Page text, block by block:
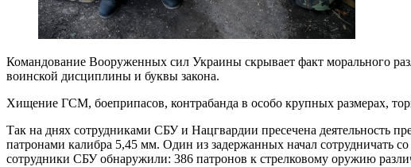
Командование Вооруженных сил Украины скрывает факт морального
воинской дисциплины и буквы закона.
Хищение ГСМ, боеприпасов, контрабанда в особо крупных размерах,
Так на днях сотрудниками СБУ и Нацгвардии пресечена деятельность
патронами калибра 5,45 мм. Один из задержанных начал сотрудничать
сотрудники СБУ обнаружили: 386 патронов к стрелковому оружию